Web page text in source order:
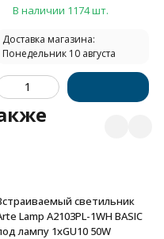
В наличии 1174 шт.
Доставка магазина:
Понедельник 10 августа
светильник
Lamp A2103PL-1WH BASIC
лампу 1xGU10 50W